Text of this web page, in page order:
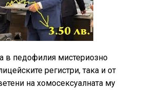
в педофилия мистериозно
регистри, така и от
на хомосексуалната му